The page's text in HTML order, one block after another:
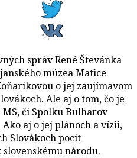
správ René Števánka
múzea Matice
o jej zaujímavom
Ale aj o tom, čo je
či Spolku Bulharov
aj o jej plánoch a vízii,
Slovákoch pocit
národu.